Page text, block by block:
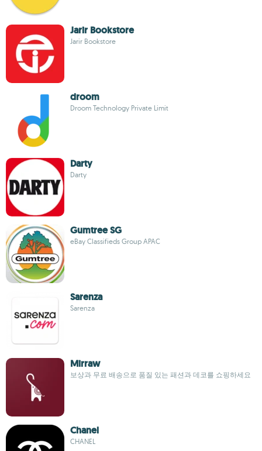
Jarir Bookstore
Jarir Bookstore
droom
Droom Technology Private Limit
Darty
Darty
Gumtree SG
eBay Classifieds Group APAC
Sarenza
Sarenza
Mirraw
보상과 무료 배송으로 품질 있는 패션과 데코를 쇼핑하세요
Chanel
CHANEL